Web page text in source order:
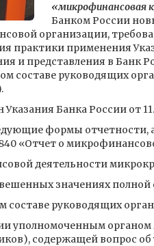
«микрофинансовая
Банком России
организации,
практики применения
и представления в
составе руководящих
Банка России от
формы отчетности,
«Отчет о
деятельности
значениях
составе руководящих
уполномоченным
содержащей вопрос